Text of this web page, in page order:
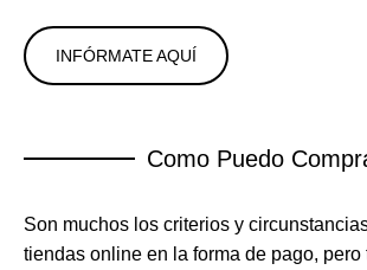
INFÓRMATE AQUÍ
Como Puedo
Son muchos los criterios y
tiendas online en la forma de pago, pero